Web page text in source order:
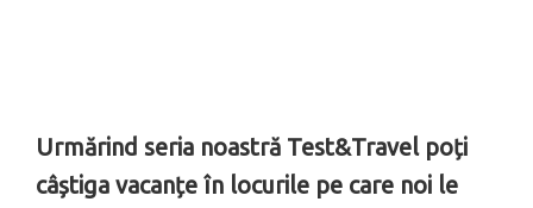
Urmărind seria noastră Test&Travel poți
câștiga vacanțe în locurile pe care noi le